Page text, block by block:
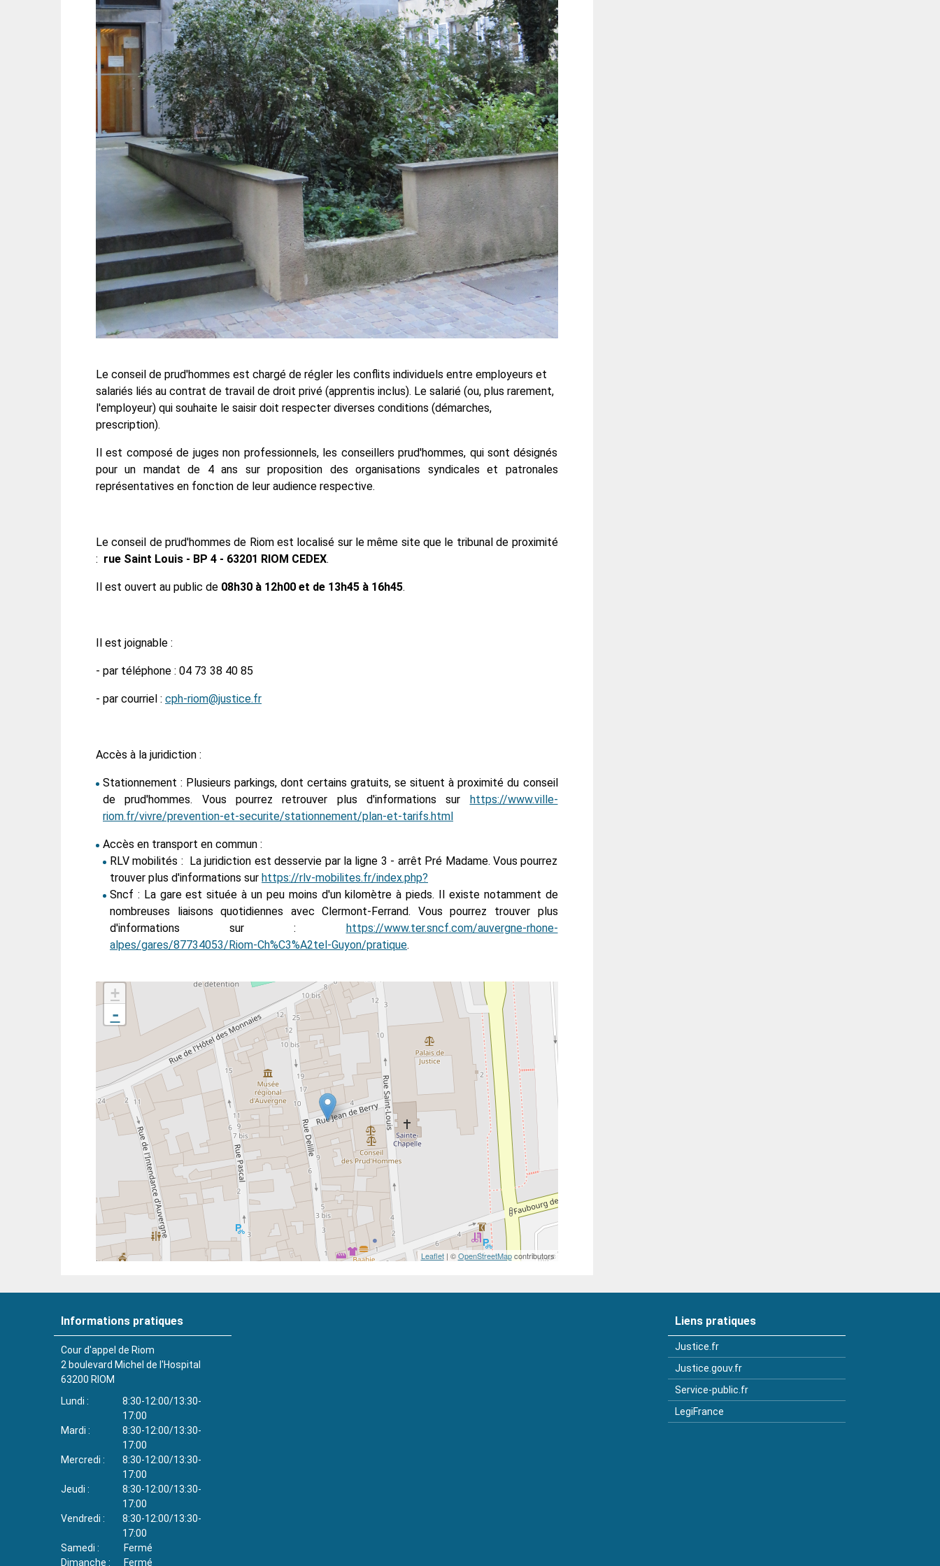
Le conseil de prud'hommes est chargé de régler les conflits individuels entre employeurs et
salariés liés au contrat de travail de droit privé (apprentis inclus). Le salarié (ou, plus rarement,
l'employeur) qui souhaite le saisir doit respecter diverses conditions (démarches,
prescription).
Il est composé de juges non professionnels, les conseillers prud'hommes, qui sont désignés
pour un mandat de 4 ans sur proposition des organisations syndicales et patronales
représentatives en fonction de leur audience respective.
Le conseil de prud'hommes de Riom est localisé sur le même site que le tribunal de proximité
: rue Saint Louis - BP 4 - 63201 RIOM CEDEX.
Il est ouvert au public de 08h30 à 12h00 et de 13h45 à 16h45.
Il est joignable :
- par téléphone : 04 73 38 40 85
- par courriel : cph-riom@justice.fr
Accès à la juridiction :
Stationnement : Plusieurs parkings, dont certains gratuits, se situent à proximité du conseil
de prud'hommes. Vous pourrez retrouver plus d'informations sur
https://www.ville-
riom.fr/vivre/prevention-et-securite/stationnement/plan-et-tarifs.html
Accès en transport en commun :
RLV mobilités : La juridiction est desservie par la ligne 3 - arrêt Pré Madame. Vous pourrez
trouver plus d'informations sur https://rlv-mobilites.fr/index.php?
Sncf : La gare est située à un peu moins d'un kilomètre à pieds. Il existe notamment de
nombreuses liaisons quotidiennes avec Clermont-Ferrand. Vous pourrez trouver plus
d'informations sur :
https://www.ter.sncf.com/auvergne-rhone-
alpes/gares/87734053/Riom-Ch%C3%A2tel-Guyon/pratique.
+
-
Leaflet| ©OpenStreetMapcontributors
Informations pratiques
Cour d'appel de Riom
2 boulevard Michel de l'Hospital
63200 RIOM
Lundi
8:30-12:00/13:30-
17:00
Mardi
8:30-12:00/13:30-
17:00
Mercredi
8:30-12:00/13:30-
17:00
Jeudi
8:30-12:00/13:30-
17:00
Vendredi
8:30-12:00/13:30-
17:00
Samedi
Fermé
Dimanche
Fermé
Liens pratiques
Justice.fr
Justice.gouv.fr
Service-public.fr
LegiFrance